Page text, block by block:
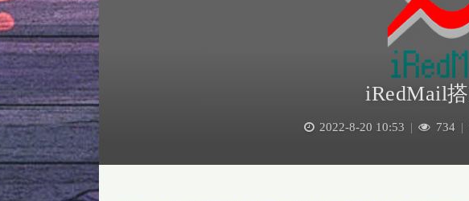
iRedMail
2022-8-20 10:53 | 734 |